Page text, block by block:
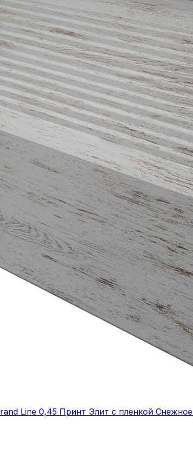
Line 0,45 Принт Элит с пленкой